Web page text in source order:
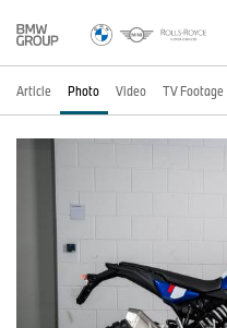
Article Photo Video TV Footage